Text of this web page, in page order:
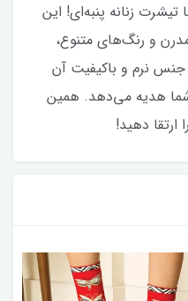
زنانه پنبه‌ای! این
و رنگ‌های متنوع،
نرم و باکیفیت آن
هدیه می‌دهد. همین
ارتقا دهید!